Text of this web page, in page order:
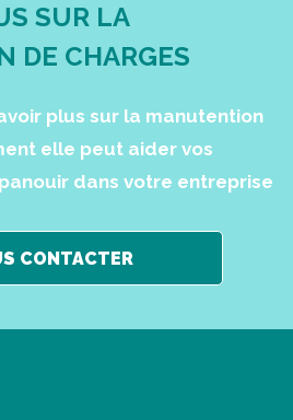
SUR LA
DE CHARGES
plus sur la manutention
elle peut aider vos
dans votre entreprise
CONTACTER